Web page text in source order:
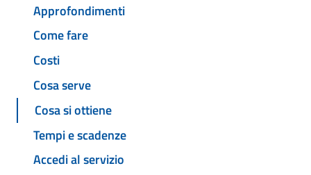
Approfondimenti
Come fare
Costi
Cosa serve
Cosa si ottiene
Tempi e scadenze
Accedi al servizio